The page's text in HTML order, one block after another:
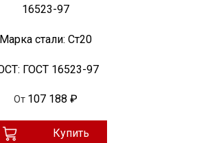
16523-97
Марка стали: Ст20
ГОСТ 16523-97
От 107 188 ₽
Купить